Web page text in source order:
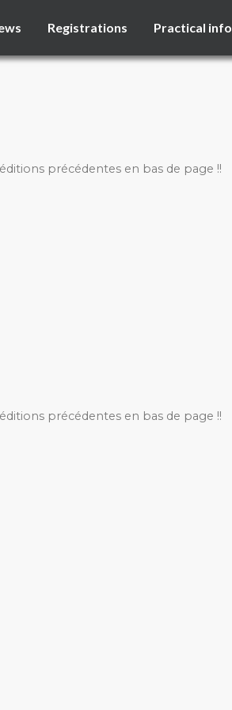
Registrations Practical info
précédentes en bas de page !!
précédentes en bas de page !!